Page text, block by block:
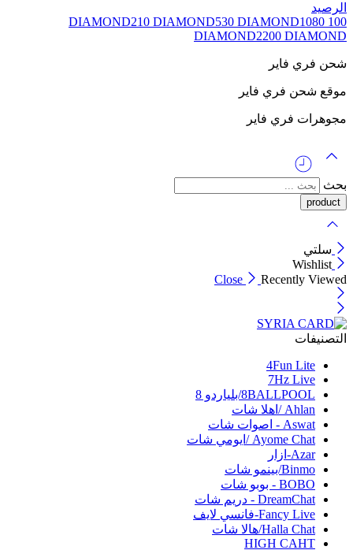
الرصيد
100 DIAMOND
210 DIAMOND530 DIAMOND1080
DIAMOND2200 DIAMOND
شحن فري فاير
موقع شحن فري فاير
مجوهرات فري فاير
بحث
سلتي
Wishlist
Close
Recently Viewed
التصنيفات
4Fun Lite
7Hz Live
8BALLPOOL/بلياردو 8
Ahlan /اهلا شات
Aswat - اصوات شات
Ayome Chat /ايومي شات
Azar-ازار
Binmo/بينمو شات
BOBO - بوبو شات
DreamChat - دريم شات
Fancy Live-فانسي لايف
Halla Chat/هالا شات
HIGH CAHT